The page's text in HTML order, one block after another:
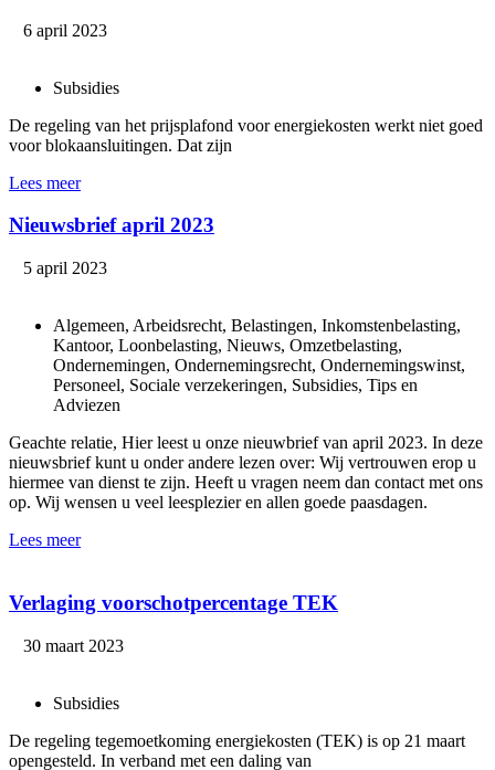
6 april 2023
Subsidies
De regeling van het prijsplafond voor energiekosten werkt niet goed
voor blokaansluitingen. Dat zijn
Lees meer
Nieuwsbrief april 2023
5 april 2023
Algemeen, Arbeidsrecht, Belastingen, Inkomstenbelasting,
Kantoor, Loonbelasting, Nieuws, Omzetbelasting,
Ondernemingen, Ondernemingsrecht, Ondernemingswinst,
Personeel, Sociale verzekeringen, Subsidies, Tips en
Adviezen
Geachte relatie, Hier leest u onze nieuwbrief van april 2023. In deze
nieuwsbrief kunt u onder andere lezen over: Wij vertrouwen erop u
hiermee van dienst te zijn. Heeft u vragen neem dan contact met ons
op. Wij wensen u veel leesplezier en allen goede paasdagen.
Lees meer
Verlaging voorschotpercentage TEK
30 maart 2023
Subsidies
De regeling tegemoetkoming energiekosten (TEK) is op 21 maart
opengesteld. In verband met een daling van